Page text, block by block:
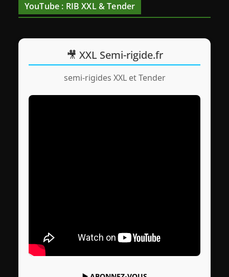
YouTube : RIB XXL & Tender
🎥 XXL Semi-rigide.fr
semi-rigides XXL et Tender